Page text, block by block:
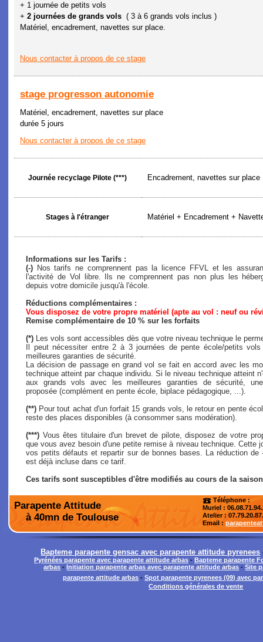
+ 1 journée de petits vols
+ 2 journées de grands vols ( 3 à 6 grands vols inclus )
Matériel, encadrement, navettes sur place.
Nous contacter à propos de ce stage
stage progresson autonomie
Matériel, encadrement, navettes sur place
durée 5 jours
Nous contacter à propos de ce stage
Journée recyclage Pilote (***) Encadrement, navettes sur place
Stages à l'étranger Matériel + Encadrement +
Informations sur les Tarifs :
(-) Nos tarifs ne comprennent pas la licence FFVL et les
l'activité de Vol libre. Ils ne comprennent pas non plus les
depuis votre domicile jusqu'à l'école.
Réductions complémentaires :
Vous disposez de votre propre matériel (apte au vol : neuf ou
Remise complémentaire de 10 % sur les forfaits
(*) Les vols sont accessibles dès que votre niveau technique le
Il peut nécessiter entre 2 à 3 journées de pente école/petits
meilleures garanties de sécurité.
La décision de passage en grand vol se fait en accord avec les
technique atteint par chaque individu. Si le niveau technique atteint
aux grands vols avec les meilleures garanties de sécurité,
proposée (complément en pente école, biplace pédagogique, ...).
(**) Pour tout achat d'un forfait 15 grands vols, le retour en pente
reste des places disponibles (à consommer sans modération).
(***) Vous êtes titulaire d'un brevet de pilote, disposez de votre
que vous avez besoin d'une petite remise à niveau technique. Cette
vos petits défauts et repartir sur de bonnes bases. La réduction de
est déjà incluse dans ce tarif.
Ces tarifs sont susceptibles d'être modifiés au cours de la
Parapente Attitude
à 40mn de Toulouse
Téléphone :
Muriel :
Atelier:
Email :
Bapteme parapente gensac avec parapente attitude pyrenees
Pyrénées parapente avec parapente attitude arbas - Bapteme parapente
arbas -Initiation parapente arbas avec parapente attitude arbas -Site
parapente attitude arbas -Spot parapente pyrenees (09) avec
Conditions générales de vente